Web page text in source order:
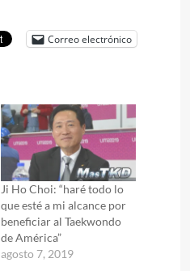
Correo electrónico
Ji Ho Choi: “haré todo lo
que esté a mi alcance por
beneficiar al Taekwondo
de América”
agosto 7, 2019